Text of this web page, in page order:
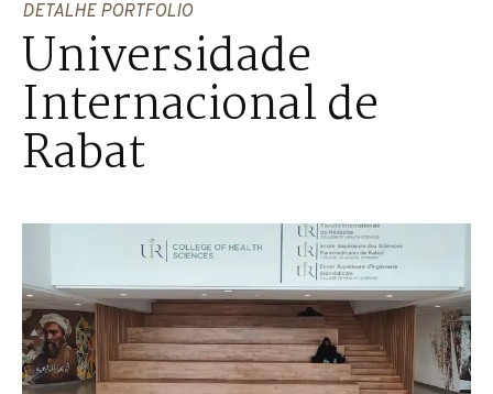
DETALHE PORTFOLIO
Universidade
Internacional de
Rabat